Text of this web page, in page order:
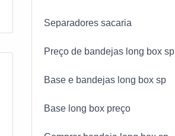
Separadores sacaria
Preço de bandejas long box sp
Base e bandejas long box sp
Base long box preço